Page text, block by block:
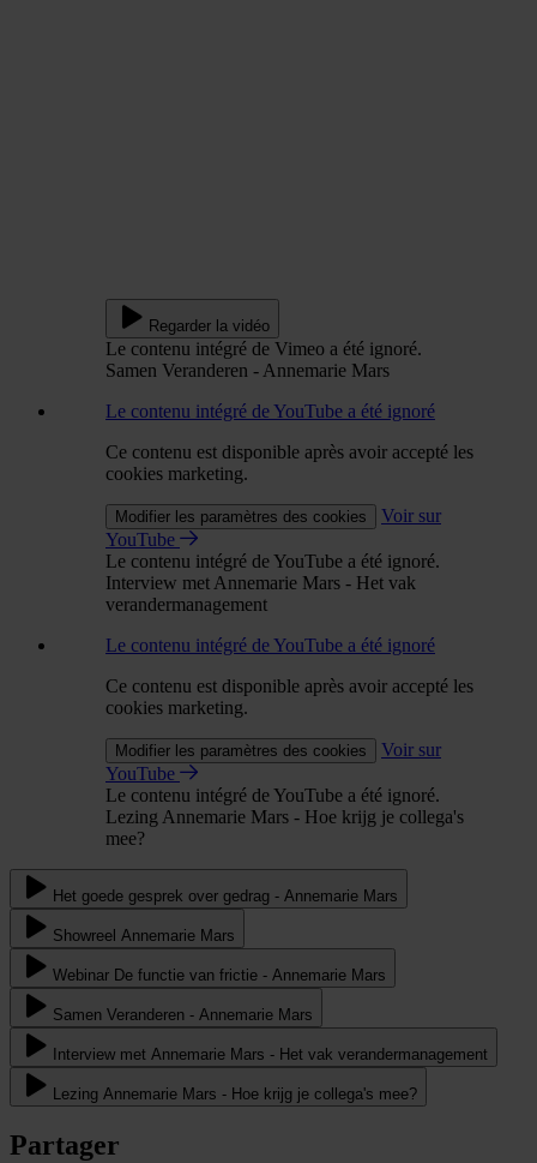
Regarder la vidéo
Le contenu intégré de Vimeo a été ignoré.
Samen Veranderen - Annemarie Mars
Le contenu intégré de YouTube a été ignoré
Ce contenu est disponible après avoir accepté les
cookies marketing.
Modifier les paramètres des cookies
Voir sur
YouTube
Le contenu intégré de YouTube a été ignoré.
Interview met Annemarie Mars - Het vak
verandermanagement
Le contenu intégré de YouTube a été ignoré
Ce contenu est disponible après avoir accepté les
cookies marketing.
Modifier les paramètres des cookies
Voir sur
YouTube
Le contenu intégré de YouTube a été ignoré.
Lezing Annemarie Mars - Hoe krijg je collega's
mee?
Het goede gesprek over gedrag - Annemarie Mars
Showreel Annemarie Mars
Webinar De functie van frictie - Annemarie Mars
Samen Veranderen - Annemarie Mars
Interview met Annemarie Mars - Het vak verandermanagement
Lezing Annemarie Mars - Hoe krijg je collega's mee?
Partager